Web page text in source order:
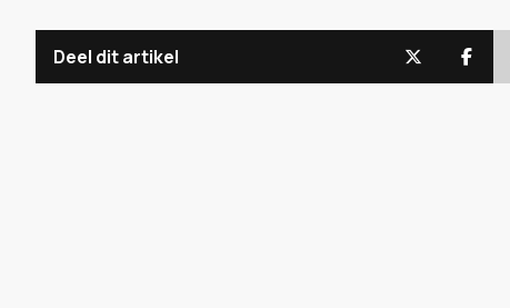
Deel dit artikel